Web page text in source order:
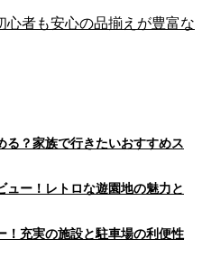
者も安心の品揃えが豊富な
る？家族で行きたいおすすめス
ュー！レトロな遊園地の魅力と
！充実の施設と駐車場の利便性